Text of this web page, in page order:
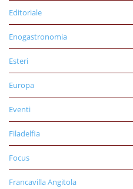
Editoriale
Enogastronomia
Esteri
Europa
Eventi
Filadelfia
Focus
Francavilla Angitola